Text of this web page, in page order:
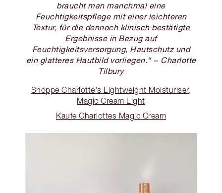
braucht man manchmal eine
Feuchtigkeitspflege mit einer leichteren
Textur, für die dennoch klinisch bestätigte
Ergebnisse in Bezug auf
Feuchtigkeitsversorgung, Hautschutz und
ein glatteres Hautbild vorliegen.“ − Charlotte
Tilbury
Shoppe Charlotte's Lightweight Moisturiser,
Magic Cream Light
Kaufe Charlottes Magic Cream